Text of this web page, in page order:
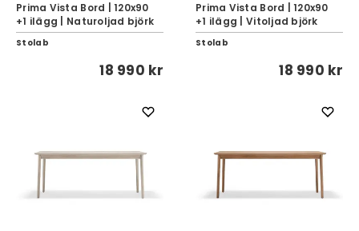
Prima Vista Bord | 120x90
+1 ilägg | Naturoljad björk
Stolab
18 990 kr
Prima Vista Bord | 120x90
+1 ilägg | Vitoljad björk
Stolab
18 990 kr